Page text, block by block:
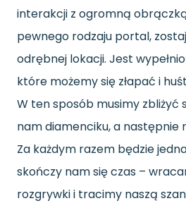
interakcji z ogromną
pewnego rodzaju portal,
odrębnej lokacji. Jest
które możemy się złapać i
W ten sposób musimy zbliżyć
nam diamenciku, a następnie
Za każdym razem będzie
skończy nam się czas –
rozgrywki i tracimy naszą